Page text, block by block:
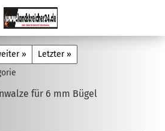
»
Letzter »
für 6 mm Bügel